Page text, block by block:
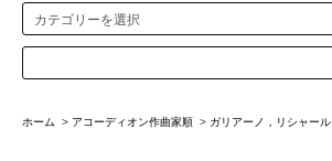
ホーム > アコーディオン作曲家順 > ガリアーノ，リシャール